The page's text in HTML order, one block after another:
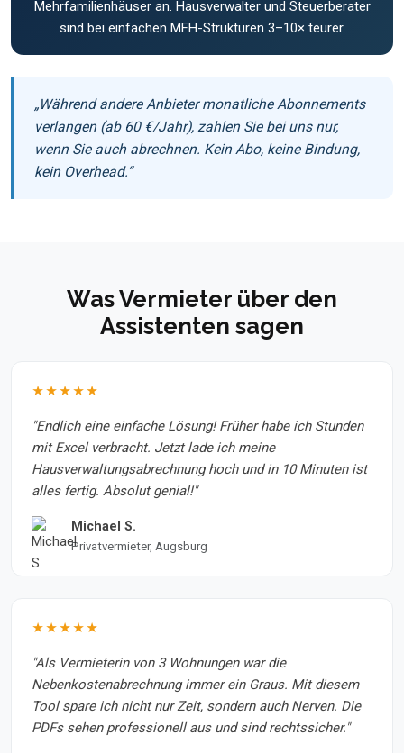
Mehrfamilienhäuser an. Hausverwalter und Steuerberater
sind bei einfachen MFH-Strukturen 3–10× teurer.
„Während andere Anbieter monatliche Abonnements
verlangen (ab 60 €/Jahr), zahlen Sie bei uns nur,
wenn Sie auch abrechnen. Kein Abo, keine Bindung,
kein Overhead.“
Was Vermieter über den
Assistenten sagen
★★★★★
"Endlich eine einfache Lösung! Früher habe ich Stunden
mit Excel verbracht. Jetzt lade ich meine
Hausverwaltungsabrechnung hoch und in 10 Minuten ist
alles fertig. Absolut genial!"
Michael S.
Privatvermieter, Augsburg
★★★★★
"Als Vermieterin von 3 Wohnungen war die
Nebenkostenabrechnung immer ein Graus. Mit diesem
Tool spare ich nicht nur Zeit, sondern auch Nerven. Die
PDFs sehen professionell aus und sind rechtssicher."